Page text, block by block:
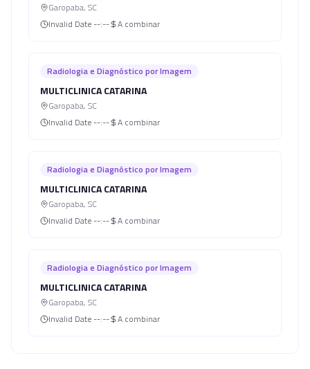
Garopaba, SC
Invalid Date --:-- A combinar
Radiologia e Diagnóstico por Imagem
MULTICLINICA CATARINA
Garopaba, SC
Invalid Date --:-- A combinar
Radiologia e Diagnóstico por Imagem
MULTICLINICA CATARINA
Garopaba, SC
Invalid Date --:-- A combinar
Radiologia e Diagnóstico por Imagem
MULTICLINICA CATARINA
Garopaba, SC
Invalid Date --:-- A combinar